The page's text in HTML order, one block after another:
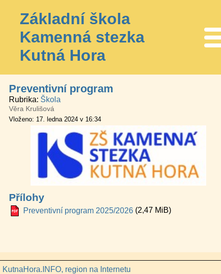
Základní škola
Kamenná stezka
Kutná Hora
Preventivní program
Rubrika Škola
Věra Krulišová
Vloženo: 17. ledna 2024 v 16:34
Přílohy
Preventivní program 2025/2026 (2,47 MiB)
KutnaHora.INFO, region na Internetu